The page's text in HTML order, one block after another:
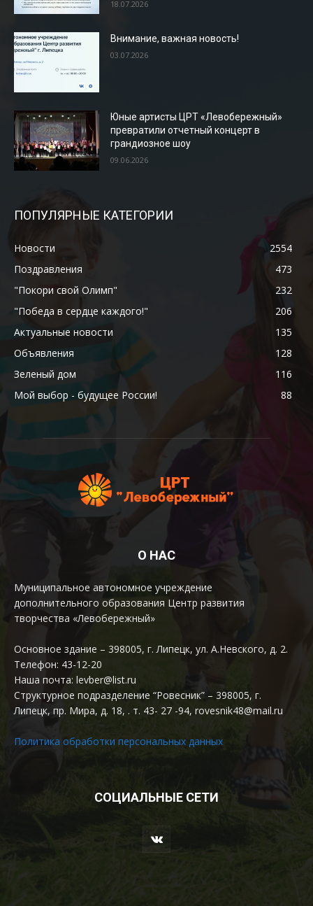
18.07.2026
Внимание, важная новость!
03.07.2026
Юные артисты ЦРТ «Левобережный»
превратили отчетный концерт в
грандиозное шоу
09.06.2026
ПОПУЛЯРНЫЕ КАТЕГОРИИ
Новости
2554
Поздравления
473
"Покори свой Олимп"
232
"Победа в сердце каждого!"
206
Актуальные новости
135
Объявления
128
Зеленый дом
116
Мой выбор - будущее России!
88
О НАС
Муниципальное автономное учреждение
дополнительного образования Центр развития
творчества «Левобережный»
Основное здание – 398005, г. Липецк, ул. А.Невского, д. 2.
Телефон: 43-12-20
Наша почта: levber@list.ru
Структурное подразделение “Ровесник” – 398005, г.
Липецк, пр. Мира, д. 18, . т. 43- 27 -94, rovesnik48@mail.ru
Политика обработки персональных данных
СОЦИАЛЬНЫЕ СЕТИ